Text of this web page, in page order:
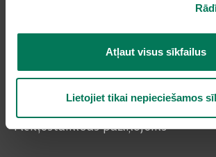
Atļaut visus sīkfailus
Lietojiet tikai nepieciešamos
Piekļūstamības paziņojums